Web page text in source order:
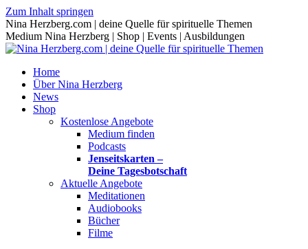
Zum Inhalt springen
Nina Herzberg.com | deine Quelle für spirituelle Themen
Medium Nina Herzberg | Shop | Events | Ausbildungen
Home
Über Nina Herzberg
News
Shop
Kostenlose Angebote
Medium finden
Podcasts
Jenseitskarten –
Deine Tagesbotschaft
Aktuelle Angebote
Meditationen
Audiobooks
Bücher
Filme